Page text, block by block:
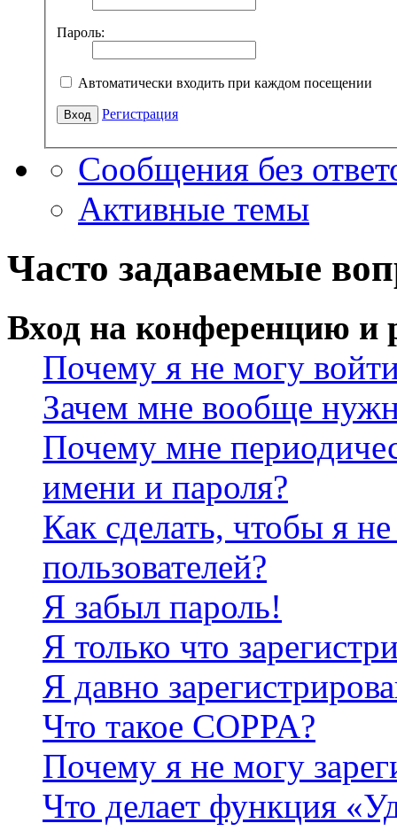
Пароль:
Автоматически входить при каждом посещении
Регистрация
Сообщения без
Активные темы
Часто задаваемые
Вход на конференцию и
Почему я не могу
Зачем мне вообще
Почему мне
имени и пароля?
Как сделать, чтобы я
пользователей?
Я забыл пароль!
Я только что
Я давно
Что такое COPPA?
Почему я не могу
Что делает функция